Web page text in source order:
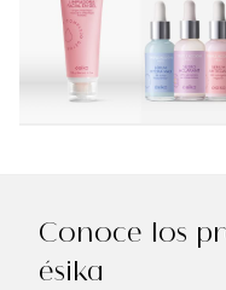
Conoce los
ésika